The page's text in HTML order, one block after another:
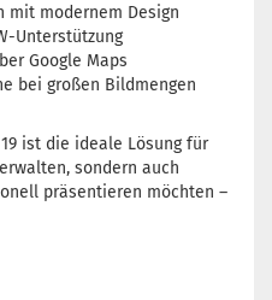
mit modernem Design
Unterstützung
Google Maps
bei großen Bildmengen
ist die ideale Lösung für
sondern auch
präsentieren möchten –